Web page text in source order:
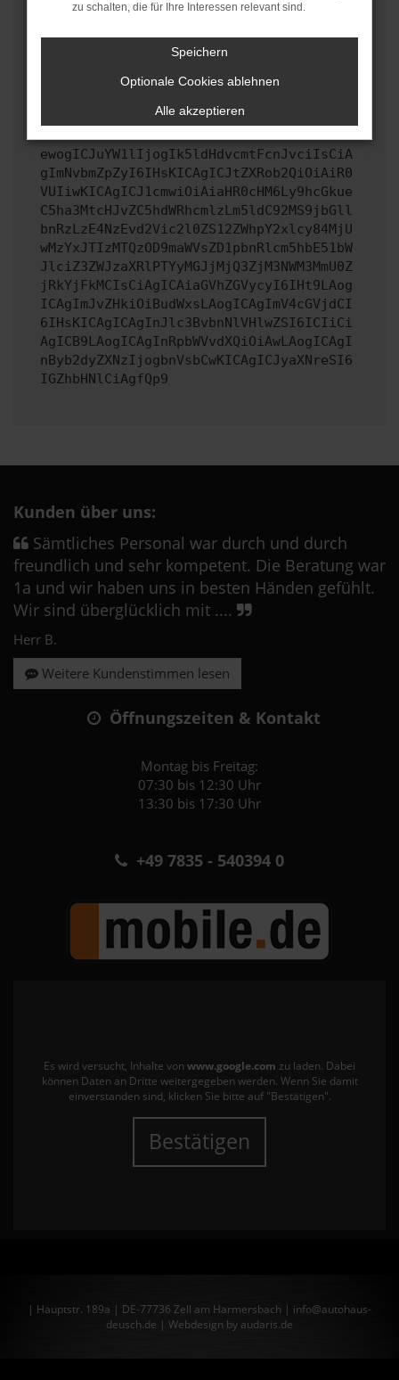
Wende dich an den Webseitenbetreiber.
Wenn du alle oben genannten Schritte versucht hast,
kontaktiere uns bitte. Wir werden versuchen, das
Problem zu beheben. Du kannst uns diesen Text
schicken, um uns bei der Fehlersuche zu
ewogICJuYW1lIjogIk5ldHdvcmtFcnJvciIsCiA
gImNvbmZpZyI6IHsKICAgICJtZXRob2QiOiAiR0
VUIiwKICAgICJ1cmwiOiAiaHR0cHM6Ly9hcGkue
C5ha3MtcHJvZC5hdWRhcmlzLm5ldC92MS9jbGll
bnRzLzE4NzEvd2Vic2l0ZS12ZWhpY2xlcy84MjU
wMzYxJTIzMTQzOD9maWVsZD1pbnRlcm5hbE51bW
JlciZ3ZWJzaXRlPTYyMGJjMjQ3ZjM3NWM3MmU0Z
jRkYjFkMCIsCiAgICAiaGVhZGVycyI6IHt9LAog
ICAgImJvZHkiOiBudWxsLAogICAgImV4cGVjdCI
6IHsKICAgICAgInJlc3BvbnNlVHlwZSI6ICIiCi
AgICB9LAogICAgInRpbWVvdXQiOiAwLAogICAgI
nByb2dyZXNzIjogbnVsbCwKICAgICJyaXNreSI6
IGZhbHNlCiAgfQp9
Kunden über uns:
Sämtliches Personal war durch und durch
freundlich und sehr kompetent. Die Beratung war
1a und wir haben uns in besten Händen gefühlt.
Wir sind überglücklich mit ....
Herr B.
Weitere Kundenstimmen lesen
Öffnungszeiten & Kontakt
Montag bis Freitag:
07:30 bis 12:30 Uhr
13:30 bis 17:30 Uhr
+49 7835 - 540394 0
Es wird versucht, Inhalte von www.google.com zu laden. Dabei
können Daten an Dritte weitergegeben werden. Wenn Sie damit
einverstanden sind, klicken Sie bitte auf "Bestätigen".
Bestätigen
| Hauptstr. 189a | DE-77736 Zell am Harmersbach | info@autohaus-
deusch.de | Webdesign by audaris.de
zu schalten, die für Ihre Interessen relevant sind.
Speichern
Optionale Cookies ablehnen
Alle akzeptieren